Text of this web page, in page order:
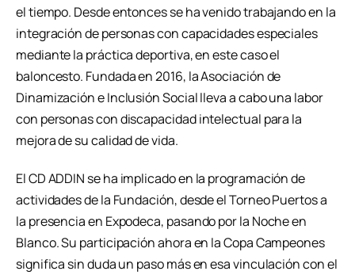
el tiempo. Desde entonces se ha venido trabajando en la
integración de personas con capacidades especiales
mediante la práctica deportiva, en este caso el
baloncesto. Fundada en 2016, la Asociación de
Dinamización e Inclusión Social lleva a cabo una labor
con personas con discapacidad intelectual para la
mejora de su calidad de vida.
El CD ADDIN se ha implicado en la programación de
actividades de la Fundación, desde el Torneo Puertos a
la presencia en Expodeca, pasando por la Noche en
Blanco. Su participación ahora en la Copa Campeones
significa sin duda un paso más en esa vinculación con el